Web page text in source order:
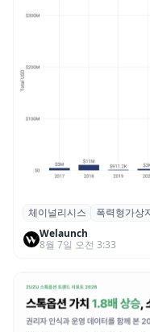
체이널리시스 “
범죄 증가…상반
체이널리시스
폭력형가상
Welaunch
8월 7일 오전 3:33